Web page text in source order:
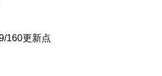
160更新点